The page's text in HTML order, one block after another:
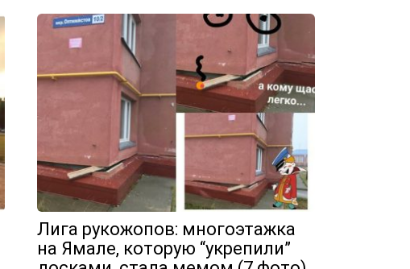
Лига рукожопов: многоэтажка
на Ямале, которую “укрепили”